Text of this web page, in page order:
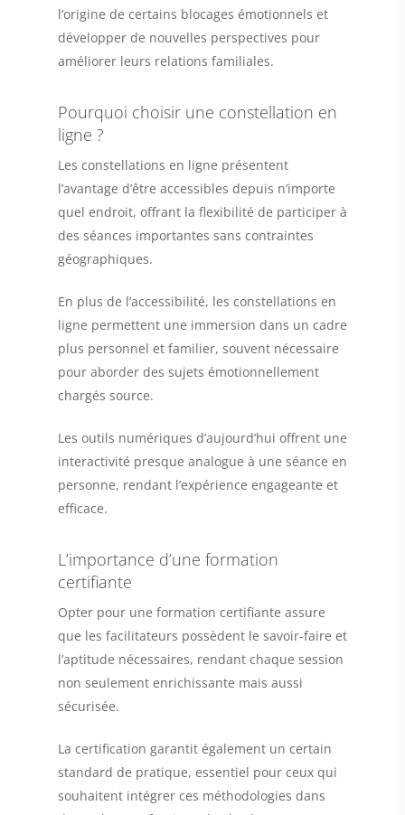
l’origine de certains blocages émotionnels et
développer de nouvelles perspectives pour
améliorer leurs relations familiales.
Pourquoi choisir une constellation en
ligne ?
Les constellations en ligne présentent
l’avantage d’être accessibles depuis n’importe
quel endroit, offrant la flexibilité de participer à
des séances importantes sans contraintes
géographiques.
En plus de l’accessibilité, les constellations en
ligne permettent une immersion dans un cadre
plus personnel et familier, souvent nécessaire
pour aborder des sujets émotionnellement
chargés source.
Les outils numériques d’aujourd’hui offrent une
interactivité presque analogue à une séance en
personne, rendant l’expérience engageante et
efficace.
L’importance d’une formation
certifiante
Opter pour une formation certifiante assure
que les facilitateurs possèdent le savoir-faire et
l’aptitude nécessaires, rendant chaque session
non seulement enrichissante mais aussi
sécurisée.
La certification garantit également un certain
standard de pratique, essentiel pour ceux qui
souhaitent intégrer ces méthodologies dans